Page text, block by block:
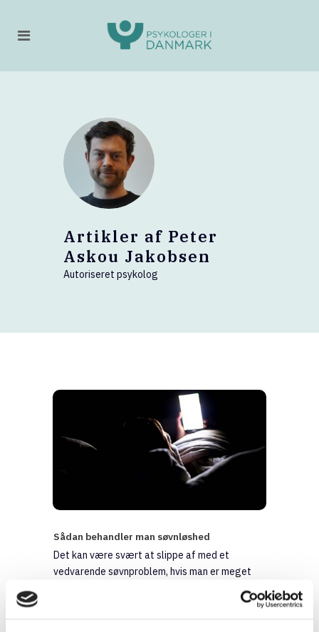
Artikler af Peter
Askou Jakobsen
Autoriseret psykolog
Sådan behandler man søvnløshed
Det kan være svært at slippe af med et
vedvarende søvnproblem, hvis man er meget
opsat på, at det skal lykkes. Her kan det give
mening at bruge en konkret indsats, der kan